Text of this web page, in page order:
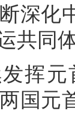
深化
共同
挥
国元